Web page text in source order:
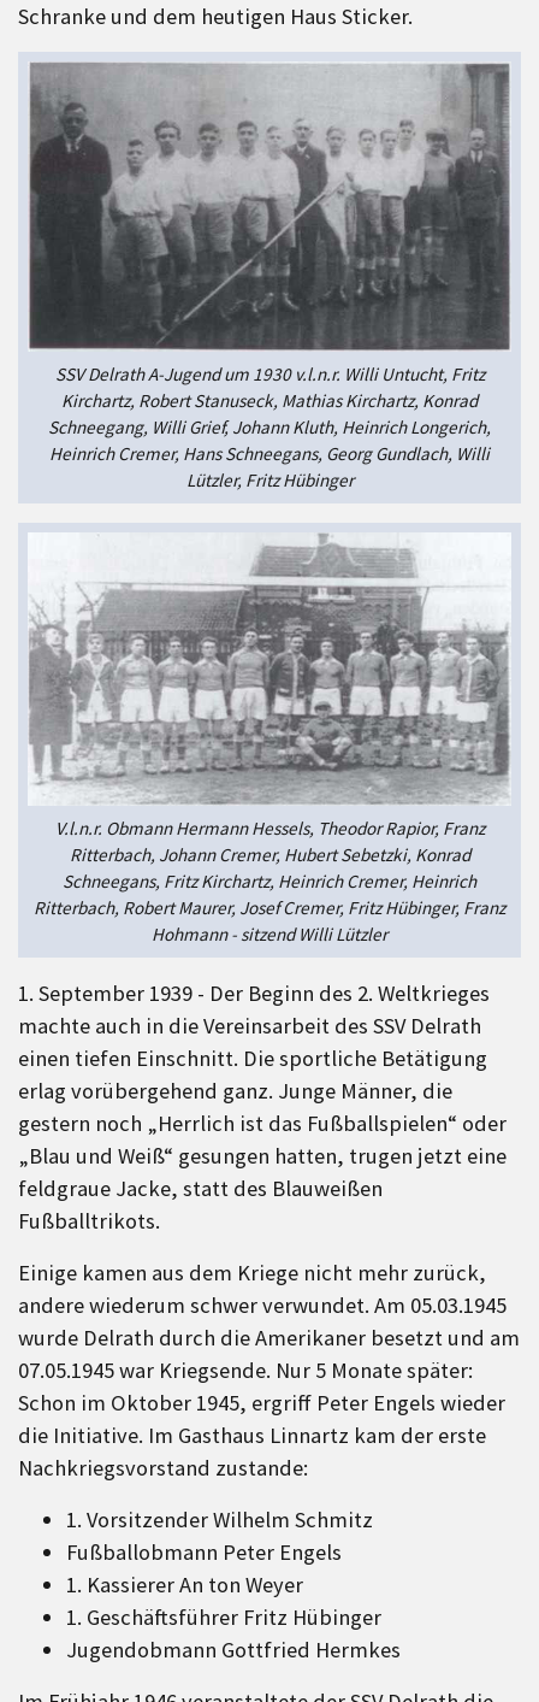
Schranke und dem heutigen Haus Sticker.
SSV Delrath A-Jugend um 1930 v.l.n.r. Willi Untucht, Fritz
Kirchartz, Robert Stanuseck, Mathias Kirchartz, Konrad
Schneegang, Willi Grief, Johann Kluth, Heinrich Longerich,
Heinrich Cremer, Hans Schneegans, Georg Gundlach, Willi
Lützler, Fritz Hübinger
V.l.n.r. Obmann Hermann Hessels, Theodor Rapior, Franz
Ritterbach, Johann Cremer, Hubert Sebetzki, Konrad
Schneegans, Fritz Kirchartz, Heinrich Cremer, Heinrich
Ritterbach, Robert Maurer, Josef Cremer, Fritz Hübinger, Franz
Hohmann - sitzend Willi Lützler
1. September 1939 - Der Beginn des 2. Weltkrieges
machte auch in die Vereinsarbeit des SSV Delrath
einen tiefen Einschnitt. Die sportliche Betätigung
erlag vorübergehend ganz. Junge Männer, die
gestern noch „Herrlich ist das Fußballspielen“ oder
„Blau und Weiß“ gesungen hatten, trugen jetzt eine
feldgraue Jacke, statt des Blauweißen
Fußballtrikots.
Einige kamen aus dem Kriege nicht mehr zurück,
andere wiederum schwer verwundet. Am 05.03.1945
wurde Delrath durch die Amerikaner besetzt und am
07.05.1945 war Kriegsende. Nur 5 Monate später:
Schon im Oktober 1945, ergriff Peter Engels wieder
die Initiative. Im Gasthaus Linnartz kam der erste
Nachkriegsvorstand zustande:
1. Vorsitzender Wilhelm Schmitz
Fußballobmann Peter Engels
1. Kassierer An ton Weyer
1. Geschäftsführer Fritz Hübinger
Jugendobmann Gottfried Hermkes